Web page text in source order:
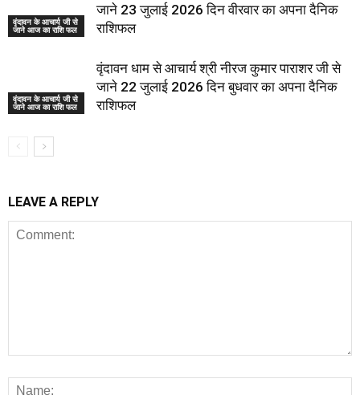
वृंदावन के आचार्य जी से
जाने आज का राशि फल
जाने 23 जुलाई 2026 दिन वीरवार का अपना दैनिक
राशिफल
वृंदावन के आचार्य जी से
जाने आज का राशि फल
वृंदावन धाम से आचार्य श्री नीरज कुमार पाराशर जी से
जाने 22 जुलाई 2026 दिन बुधवार का अपना दैनिक
राशिफल
LEAVE A REPLY